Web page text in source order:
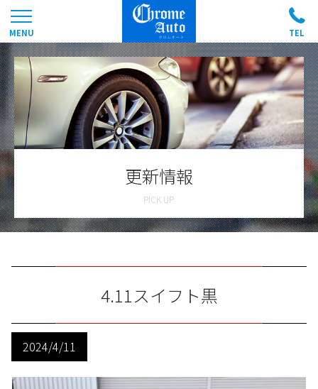
更新情報
4.11スイフト黒
2024/4/11